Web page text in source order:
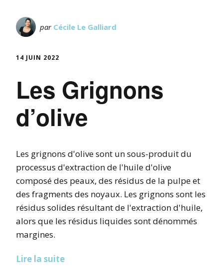
par Cécile Le Galliard
14 JUIN 2022
Les Grignons
d’olive
Les grignons d'olive sont un sous-produit du
processus d'extraction de l'huile d'olive
composé des peaux, des résidus de la pulpe et
des fragments des noyaux. Les grignons sont les
résidus solides résultant de l'extraction d'huile,
alors que les résidus liquides sont dénommés
margines.
Lire la suite